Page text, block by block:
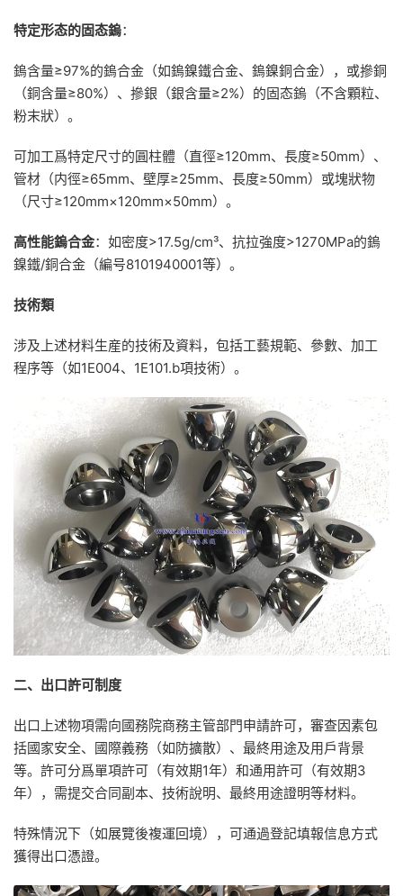
特定形态的固态鎢：
鎢含量≥97%的鎢合金（如鎢鎳鐵合金、鎢鎳銅合金），或摻銅
（銅含量≥80%）、摻銀（銀含量≥2%）的固态鎢（不含顆粒、
粉末狀）。
可加工爲特定尺寸的圓柱體（直徑≥120mm、長度≥50mm）、
管材（内徑≥65mm、壁厚≥25mm、長度≥50mm）或塊狀物
（尺寸≥120mm×120mm×50mm）。
高性能鎢合金：如密度>17.5g/cm³、抗拉強度>1270MPa的鎢
鎳鐵/銅合金（編号8101940001等）。
技術類
涉及上述材料生産的技術及資料，包括工藝規範、參數、加工
程序等（如1E004、1E101.b項技術）。
二、出口許可制度
出口上述物項需向國務院商務主管部門申請許可，審查因素包
括國家安全、國際義務（如防擴散）、最終用途及用戶背景
等。許可分爲單項許可（有效期1年）和通用許可（有效期3
年），需提交合同副本、技術說明、最終用途證明等材料。
特殊情況下（如展覽後複運回境），可通過登記填報信息方式
獲得出口憑證。